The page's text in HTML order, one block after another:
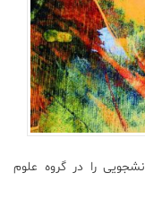
را در گروه علوم